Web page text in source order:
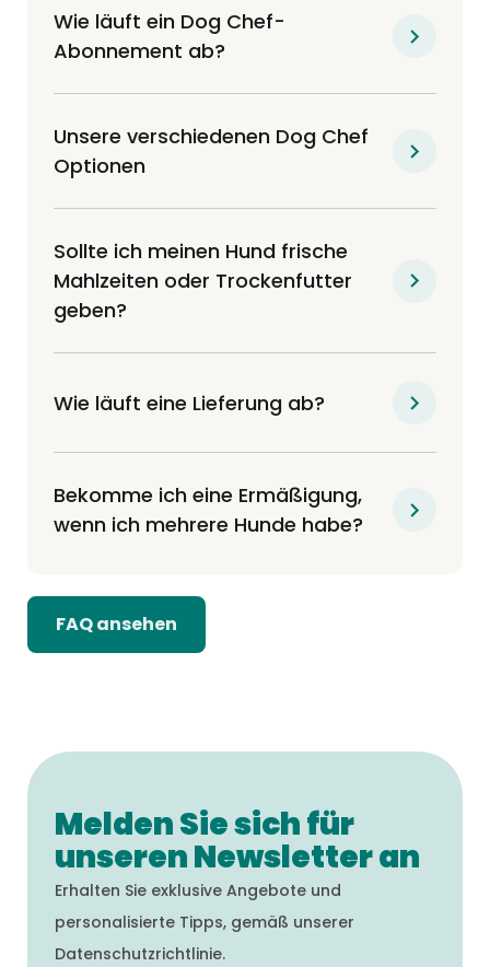
Wie läuft ein Dog Chef-
Abonnement ab?
Unsere verschiedenen Dog Chef
Optionen
Sollte ich meinen Hund frische
Mahlzeiten oder Trockenfutter
geben?
Wie läuft eine Lieferung ab?
Bekomme ich eine Ermäßigung,
wenn ich mehrere Hunde habe?
FAQ ansehen
Melden Sie sich für
unseren Newsletter an
Erhalten Sie exklusive Angebote und
personalisierte Tipps, gemäß unserer
Datenschutzrichtlinie.